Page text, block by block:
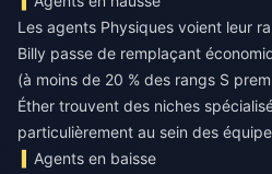
Les agents Physiques voient leur
Billy passe de remplaçant
(à moins de 20 % des rangs S
Éther trouvent des niches
particulièrement au sein des
Agents en baisse